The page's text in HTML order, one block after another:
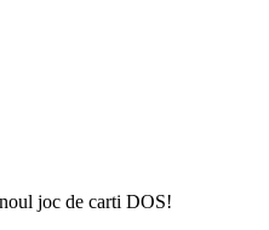
joc de carti DOS!